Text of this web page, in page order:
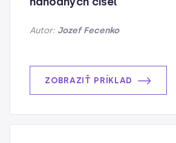
Autor: Jozef Fecenko
ZOBRAZIŤ PRÍKLAD